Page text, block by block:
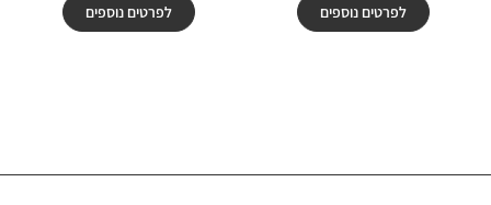
לפרטים נוספים לפרטים נוספים